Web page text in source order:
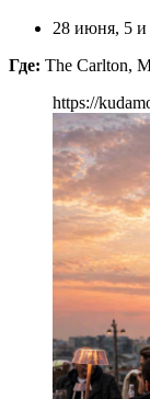
28 июня, 5
Где: The Carlton,
https://